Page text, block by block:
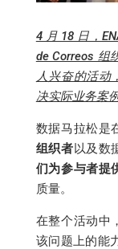
4 月 18 日，
de Correos 组
人兴奋的活动
决实际业务案
数据马拉松是
组织者以及数
们为参与者提
质量。
在整个活动中
该问题上的能